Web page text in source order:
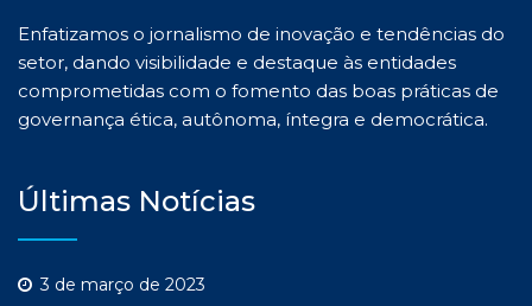
Enfatizamos o jornalismo de inovação e tendências do
setor, dando visibilidade e destaque às entidades
comprometidas com o fomento das boas práticas de
governança ética, autônoma, íntegra e democrática.
Últimas Notícias
3 de março de 2023